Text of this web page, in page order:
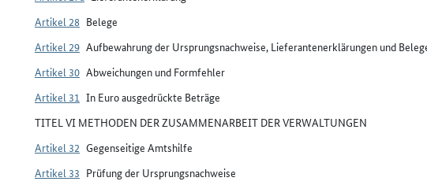
Artikel 28 Belege
Artikel 29 Aufbewahrung der Ursprungsnachweise, Lieferantenerklärungen und
Artikel 30 Abweichungen und Formfehler
Artikel 31 In Euro ausgedrückte Beträge
TITEL VI METHODEN DER ZUSAMMENARBEIT DER VERWALTUNGEN
Artikel 32 Gegenseitige Amtshilfe
Artikel 33 Prüfung der Ursprungsnachweise